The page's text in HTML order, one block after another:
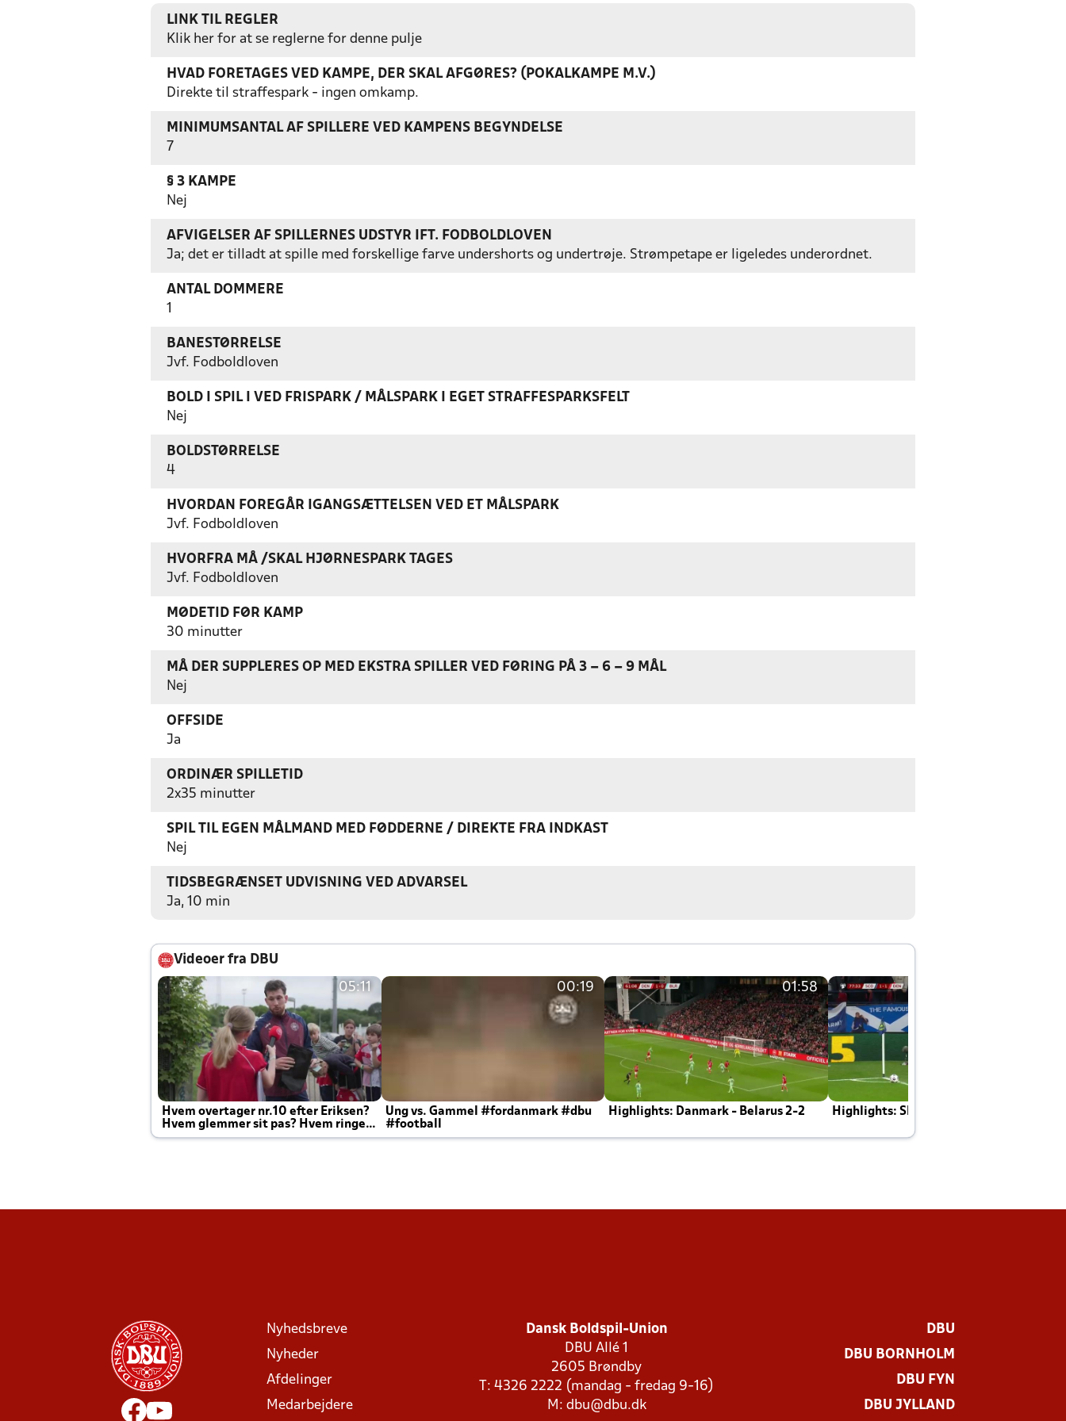
LINK TIL REGLER
Klik her for at se reglerne for denne pulje
HVAD FORETAGES VED KAMPE, DER SKAL AFGØRES? (POKALKAMPE M.V.)
Direkte til straffespark - ingen omkamp.
MINIMUMSANTAL AF SPILLERE VED KAMPENS BEGYNDELSE
7
§ 3 KAMPE
Nej
AFVIGELSER AF SPILLERNES UDSTYR IFT. FODBOLDLOVEN
Ja; det er tilladt at spille med forskellige farve undershorts og undertrøje. Strømpetape er ligeledes underordnet.
ANTAL DOMMERE
1
BANESTØRRELSE
Jvf. Fodboldloven
BOLD I SPIL I VED FRISPARK / MÅLSPARK I EGET STRAFFESPARKSFELT
Nej
BOLDSTØRRELSE
4
HVORDAN FOREGÅR IGANGSÆTTELSEN VED ET MÅLSPARK
Jvf. Fodboldloven
HVORFRA MÅ /SKAL HJØRNESPARK TAGES
Jvf. Fodboldloven
MØDETID FØR KAMP
30 minutter
MÅ DER SUPPLERES OP MED EKSTRA SPILLER VED FØRING PÅ 3 – 6 – 9 MÅL
Nej
OFFSIDE
Ja
ORDINÆR SPILLETID
2x35 minutter
SPIL TIL EGEN MÅLMAND MED FØDDERNE / DIREKTE FRA INDKAST
Nej
TIDSBEGRÆNSET UDVISNING VED ADVARSEL
Ja, 10 min
Videoer fra DBU
05:11
Hvem overtager nr.10 efter Eriksen?
Hvem glemmer sit pas? Hvem ringer
Joachim altid til efter kampe?
00:19
Ung vs. Gammel #fordanmark #dbu
#football
01:58
Highlights: Danmark - Belarus 2-2 Highlights: Skotland - Danmark 4-2
Nyhedsbreve
Nyheder
Afdelinger
Medarbejdere
Dansk Boldspil-Union
DBU Allé 1
2605 Brøndby
T: 4326 2222 (mandag - fredag 9-16)
M: dbu@dbu.dk
DBU
DBU BORNHOLM
DBU FYN
DBU JYLLAND